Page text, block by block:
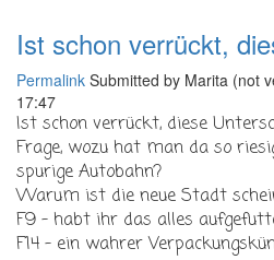
Ist schon verrückt,
Permalink Submitted by Marita (not
17:47
Ist schon verrückt, diese
Frage, wozu hat man da so
spurige Autobahn?
Warum ist die neue Stadt
F9 - habt ihr das alles
F14 - ein wahrer